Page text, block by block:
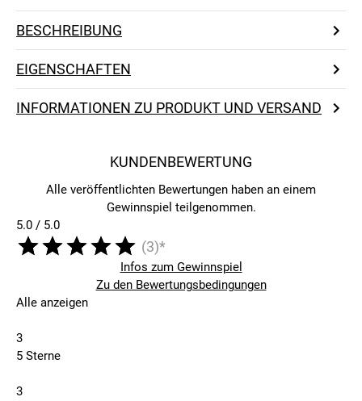
BESCHREIBUNG
EIGENSCHAFTEN
INFORMATIONEN ZU PRODUKT UND VERSAND
KUNDENBEWERTUNG
Alle veröffentlichten Bewertungen haben an einem
Gewinnspiel teilgenommen.
5.0 / 5.0
(3)*
Infos zum Gewinnspiel
Zu den Bewertungsbedingungen
Alle anzeigen
3
5 Sterne
3